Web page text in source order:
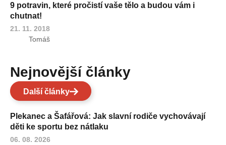
9 potravin, které pročistí vaše tělo a budou vám i
chutnat!
21. 11. 2018
Tomáš
Nejnovější články
Další články
Plekanec a Šafářová: Jak slavní rodiče vychovávají
děti ke sportu bez nátlaku
06. 08. 2026